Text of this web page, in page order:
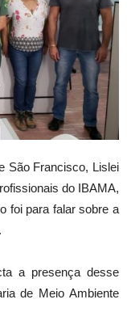
São Francisco, Lislei
do IBAMA,
foi para falar sobre a
a presença desse
de Meio Ambiente